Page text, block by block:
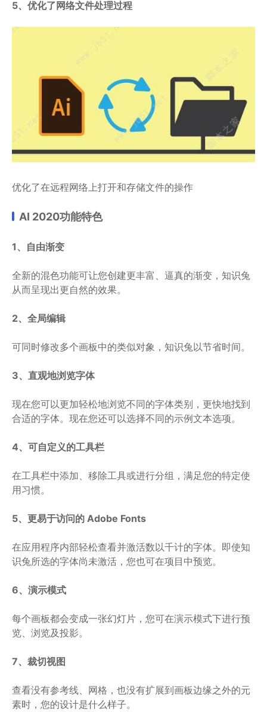
5、优化了网络文件处理过程
优化了在远程网络上打开和存储文件的操作
AI 2020功能特色
1、自由渐变
全新的混色功能可让您创建更丰富、逼真的渐变，知识兔
从而呈现出更自然的效果。
2、全局编辑
可同时修改多个画板中的类似对象，知识兔以节省时间。
3、直观地浏览字体
现在您可以更加轻松地浏览不同的字体类别，更快地找到
合适的字体。现在您还可以选择不同的示例文本选项。
4、可自定义的工具栏
在工具栏中添加、移除工具或进行分组，满足您的特定使
用习惯。
5、更易于访问的 Adobe Fonts
在应用程序内部轻松查看并激活数以千计的字体。即使知
识兔所选的字体尚未激活，您也可在项目中预览。
6、演示模式
每个画板都会变成一张幻灯片，您可在演示模式下进行预
览、浏览及投影。
7、裁切视图
查看没有参考线、网格，也没有扩展到画板边缘之外的元
素时，您的设计是什么样子。